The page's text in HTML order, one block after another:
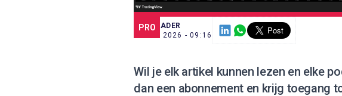
PRO
SCE TRADER
11 MEI 2026 - 09:16
Wil je elk artikel kunnen lezen en elke
dan een abonnement en krijg toegang